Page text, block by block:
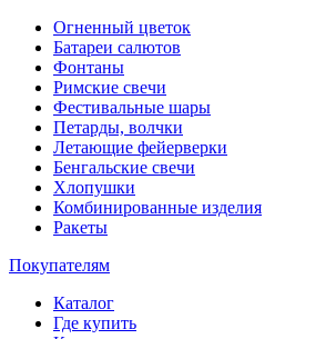
Огненный цветок
Батареи салютов
Фонтаны
Римские свечи
Фестивальные шары
Петарды, волчки
Летающие фейерверки
Бенгальские свечи
Хлопушки
Комбинированные изделия
Ракеты
Покупателям
Каталог
Где купить